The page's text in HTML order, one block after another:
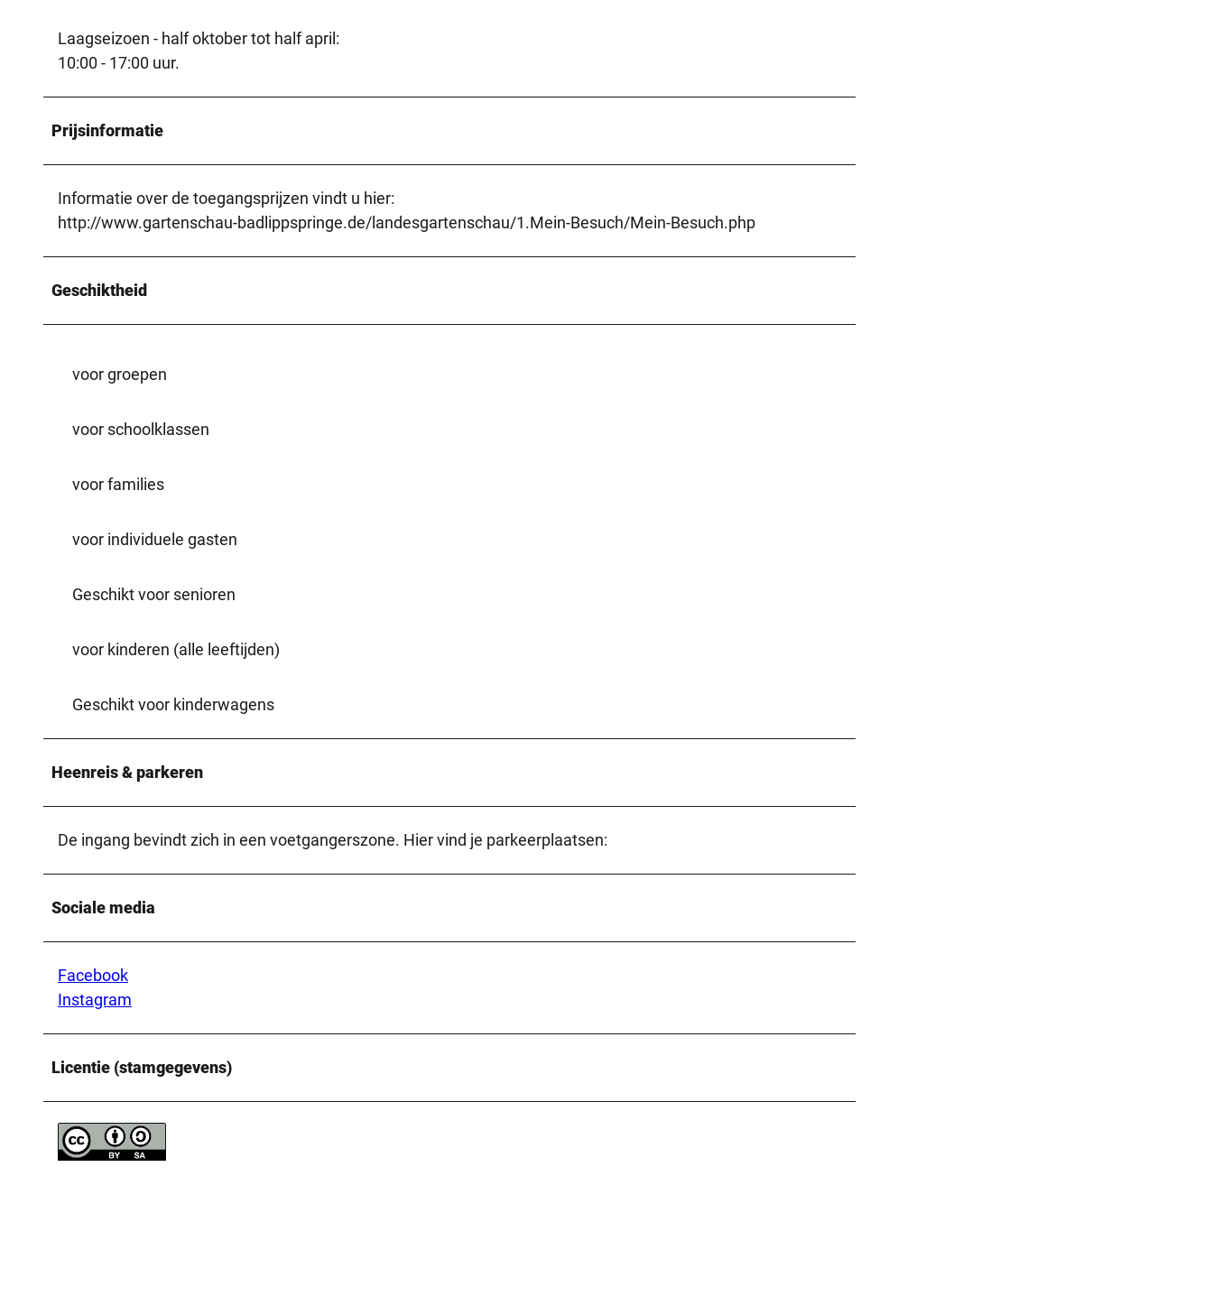
Laagseizoen - half oktober tot half april:
10:00 - 17:00 uur.
Prijsinformatie
Informatie over de toegangsprijzen vindt u hier:
http://www.gartenschau-badlippspringe.de/landesgartenschau/1.Mein-Besuch/Mein-Besuch.php
Geschiktheid
voor groepen
voor schoolklassen
voor families
voor individuele gasten
Geschikt voor senioren
voor kinderen (alle leeftijden)
Geschikt voor kinderwagens
Heenreis & parkeren
De ingang bevindt zich in een voetgangerszone. Hier vind je parkeerplaatsen:
Sociale media
Facebook
Instagram
Licentie (stamgegevens)